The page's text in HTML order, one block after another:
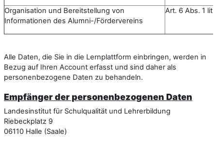
Organisation und Bereitstellung von
Informationen des Alumni-/Fördervereins
Art. 6 Abs. 1 lit.
Alle Daten, die Sie in die Lernplattform einbringen, werden in
Bezug auf Ihren Account erfasst und sind daher als
personenbezogene Daten zu behandeln.
Empfänger der personenbezogenen Daten
Landesinstitut für Schulqualität und Lehrerbildung
Riebeckplatz 9
06110 Halle (Saale)